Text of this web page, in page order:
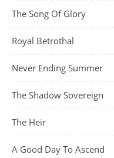
The Song Of Glory
Royal Betrothal
Never Ending Summer
The Shadow Sovereign
The Heir
A Good Day To Ascend